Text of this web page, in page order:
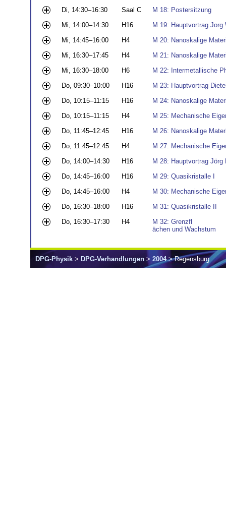
Di, 14:30–16:30
Saal C
M 18: Postersitzung
Mi, 14:00–14:30
H16
M 19: Hauptvortrag Jorg
Mi, 14:45–16:00
H4
M 20: Nanoskalige
Mi, 16:30–17:45
H4
M 21: Nanoskalige
Mi, 16:30–18:00
H6
M 22: Intermetallische
Do, 09:30–10:00
H16
M 23: Hauptvortrag
Do, 10:15–11:15
H16
M 24: Nanoskalige
Do, 10:15–11:15
H4
M 25: Mechanische
Do, 11:45–12:45
H16
M 26: Nanoskalige
Do, 11:45–12:45
H4
M 27: Mechanische
Do, 14:00–14:30
H16
M 28: Hauptvortrag Jörg
Do, 14:45–16:00
H16
M 29: Quasikristalle I
Do, 14:45–16:00
H4
M 30: Mechanische
Do, 16:30–18:00
H16
M 31: Quasikristalle II
Do, 16:30–17:30
H4
M 32: Grenzfl
ächen und Wachstum
DPG-Physik > DPG-Verhandlungen > 2004> Regensburg